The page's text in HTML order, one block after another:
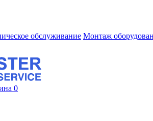
обслуживание Монтаж
0